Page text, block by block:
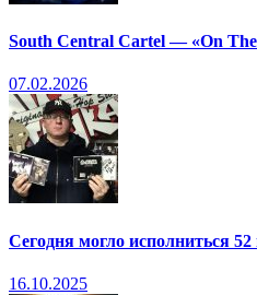
South Central Cartel — «On
07.02.2026
Сегодня могло исполниться
16.10.2025